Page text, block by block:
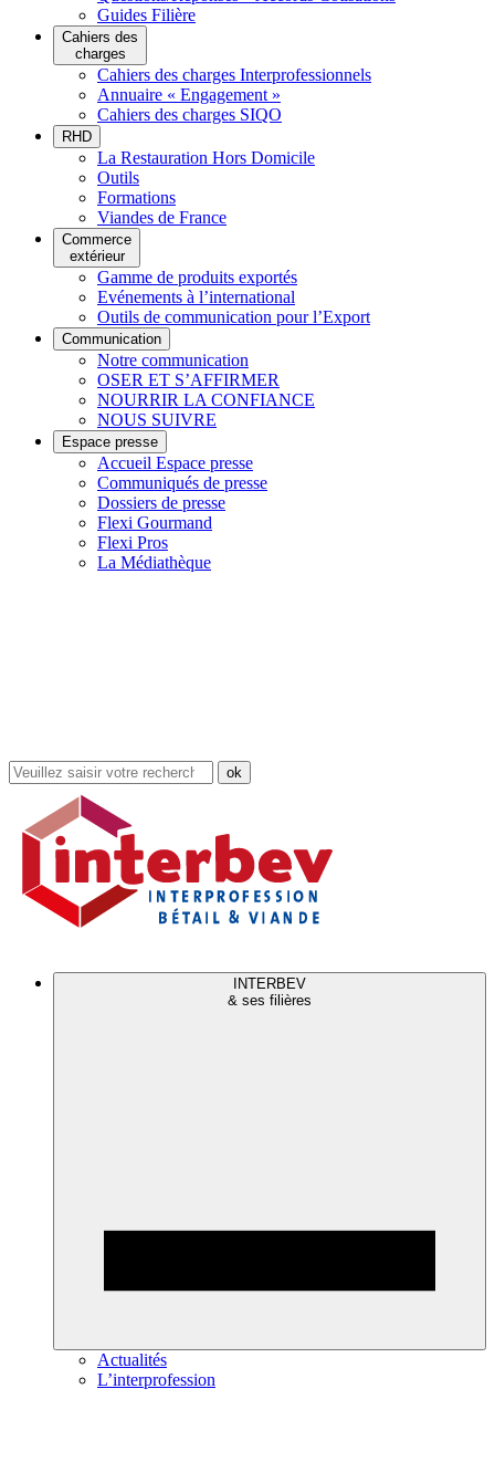
Guides Filière
Cahiers des
charges
Cahiers des charges Interprofessionnels
Annuaire « Engagement »
Cahiers des charges SIQO
RHD
La Restauration Hors Domicile
Outils
Formations
Viandes de France
Commerce
extérieur
Gamme de produits exportés
Evénements à l’international
Outils de communication pour l’Export
Communication
Notre communication
OSER ET S’AFFIRMER
NOURRIR LA CONFIANCE
NOUS SUIVRE
Espace presse
Accueil Espace presse
Communiqués de presse
Dossiers de presse
Flexi Gourmand
Flexi Pros
La Médiathèque
Rechercher
dans
site
INTERBEV
& ses filières
Actualités
L’interprofession